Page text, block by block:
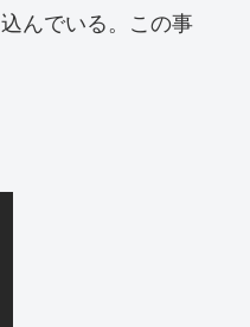
んでいる。この事